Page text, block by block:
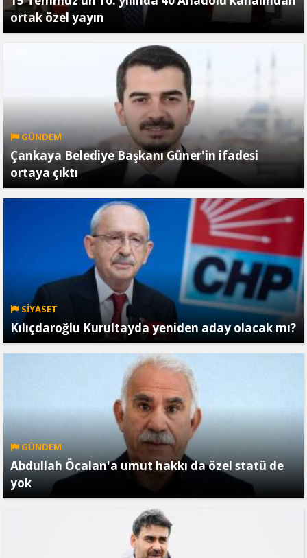
ortak özel yayın
GÜNDEM
Çankaya Belediye Başkanı Güner'in ifadesi
ortaya çıktı
SİYASET
Kılıçdaroğlu Kurultayda yeniden aday olacak mı?
GÜNDEM
Abdullah Öcalan'a umut hakkı da özel statü de
yok